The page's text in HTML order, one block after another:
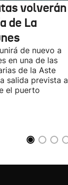
volverán
de La
de nuevo a
en una de las
de la Aste
salida prevista a
el puerto